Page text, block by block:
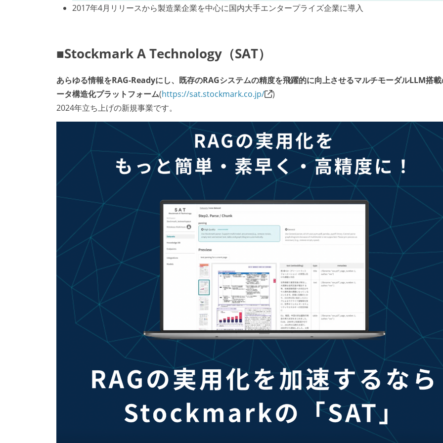
2017年4月リリースから製造業企業を中心に国内大手エンタープライズ企業に導入
■Stockmark A Technology（SAT）
あらゆる情報をRAG-Readyにし、既存のRAGシステムの精度を飛躍的に向上させるマルチモーダルLLM搭
ータ構造化プラットフォーム(https://sat.stockmark.co.jp/
)
2024年立ち上げの新規事業です。